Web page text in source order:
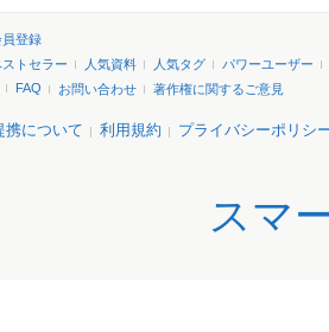
員登録
ストセラー 人気資料 人気タグ
パワーユーザー
FAQ お問い合わせ 著作権に関するご意見
携について 利用規約 プライバシーポリシ
スマ